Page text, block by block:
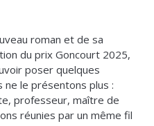
roman et de sa
du prix Goncourt 2025,
poser quelques
ne le présentons plus :
professeur, maître de
réunies par un même fil